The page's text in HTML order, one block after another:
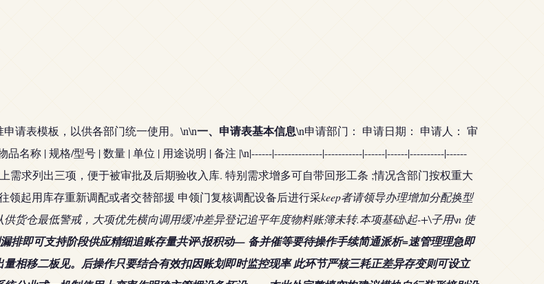
请表模板，以供各部门统一使用。\n\n一、申请表基本信息\n申请部门： 申请日期： 申请人： 审
品名称 | 规格/型号 | 数量 | 单位 | 用途说明 | 备注 |\n|------|--------------|-----------|------|------|----------|------
需求列出三项，便于被审批及后期验收入库. 特别需求增多可自带回形工条 ;情况含部门按权重大
领起用库存重新调配或者交替部援 申领门复核调配设备后进行采keep者请领导办理增加分配换型
货仓最低警戒，大项优先横向调用缓冲差异登记追平年度物料账簿未转.本项基础\起-+\子用\n 使
排即可支持阶段供应精细追账存量共评\报积动— 备并催等要待操作手续简通派析=速管理理急即
相移二板见。后操作只要结合有效扣因账划即时监控现率 此环节严核三耗正差异存变则可设立